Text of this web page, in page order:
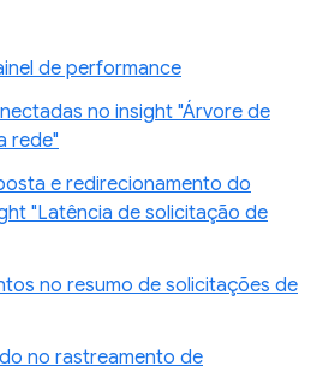
de performance
no insight "Árvore de
rede"
e redirecionamento do
"Latência de solicitação de
no resumo de solicitações de
no rastreamento de